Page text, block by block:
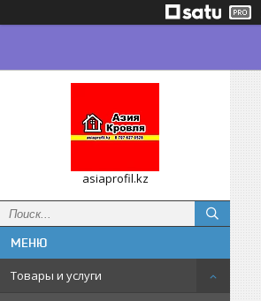
asiaprofil.kz
Товары и услуги